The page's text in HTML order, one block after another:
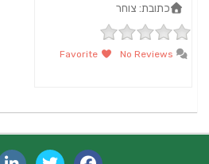
כתובת: צוחר